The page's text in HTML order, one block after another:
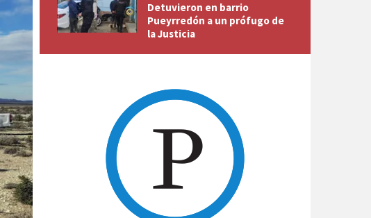
Detuvieron en barrio
Pueyrredón a un prófugo de
la Justicia